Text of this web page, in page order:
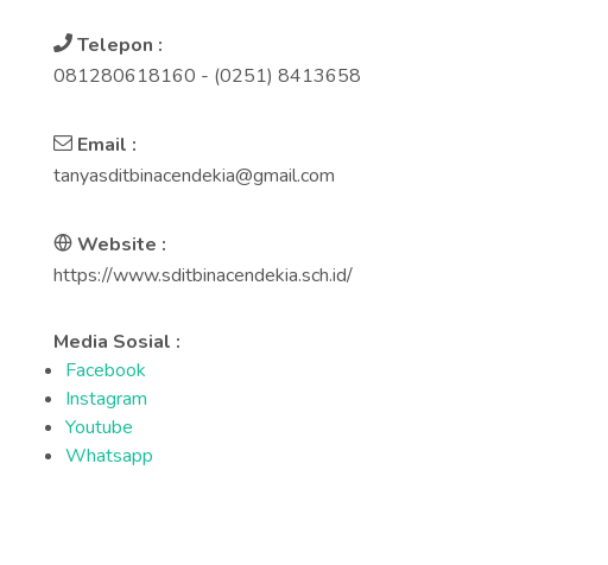
Telepon :
081280618160 - (0251) 8413658
Email :
tanyasditbinacendekia@gmail.com
Website :
https://www.sditbinacendekia.sch.id/
Media Sosial :
Facebook
Instagram
Youtube
Whatsapp